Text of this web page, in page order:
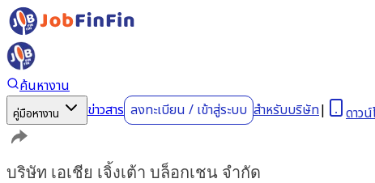
ค้นหางาน
คู่มือหางาน ข่าวสาร ลงทะเบียน / เข้าสู่ระบบ สำหรับบริษัท| ดาว
บริษัท เอเชีย เจิ้งเต้า บล็อกเชน จำกัด